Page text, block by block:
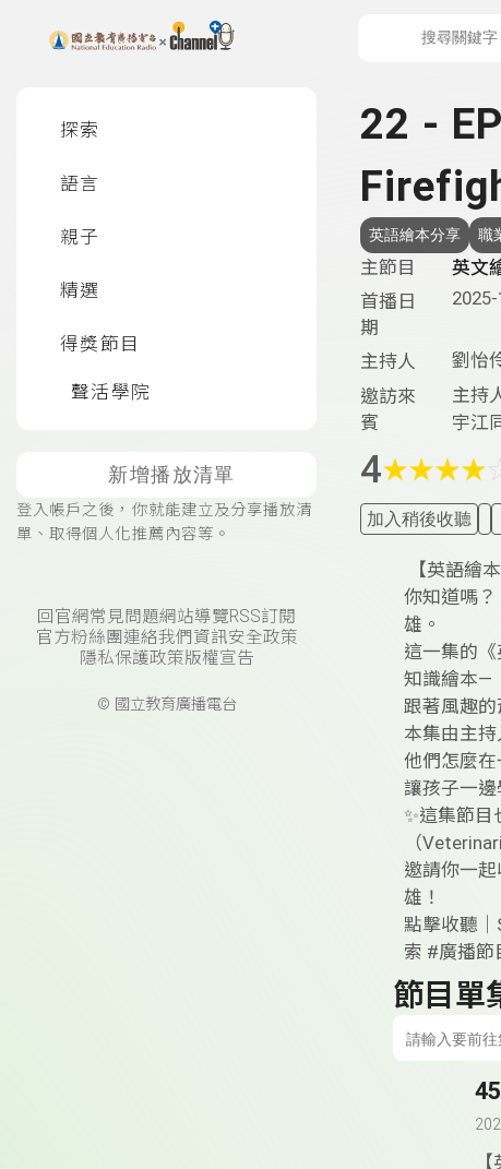
上方功能區塊
探索
語言
親子
精選
得獎節目
聲活學院
新增播放清單
登入帳戶之後，你就能建立及分享播放清
單、取得個人化推薦內容等。
回官網常見問題網站導覽RSS訂閱
官方粉絲團連絡我們 資訊安全政策
隱私保護政策版權宣告
© 國立教育廣播電台
22 -
英語繪本分享 職
主節目
英文
首播日
期
主持人
劉怡
邀訪來
賓
主持
宇江
4★★★★
加入稍後收聽
【英語繪
你知道嗎
雄。
這一集的
知識繪本—
跟著風趣的
本集由主
他們怎麼
讓孩子一
✨這集節
（
邀請你一
雄！
點擊收聽
索 #廣播節
節目單